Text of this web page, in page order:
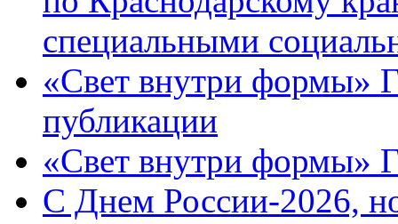
специальными
«Свет внутри формы»
публикации
«Свет внутри формы»
C Днем России-2026,